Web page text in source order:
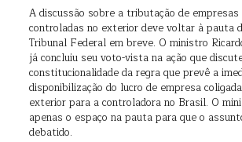
A discussão sobre a tributação de empresas
controladas no exterior deve voltar à pauta
Tribunal Federal em breve. O ministro
já concluiu seu voto-vista na ação que
constitucionalidade da regra que prevê a
disponibilização do lucro de empresa
exterior para a controladora no Brasil. O
apenas o espaço na pauta para que o
debatido.